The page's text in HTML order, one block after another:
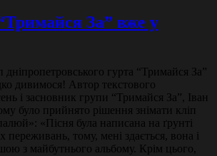
За” вже у
гурта “Тримайся За”
дивимося! Автор текстового
і засновник групи “Тримайся За”, Іван
було прийнято рішення знімати кліп
«Пісня була написана на ґрунті
тому, мені здається, вона і
з майбутнього альбому. Крім цього,